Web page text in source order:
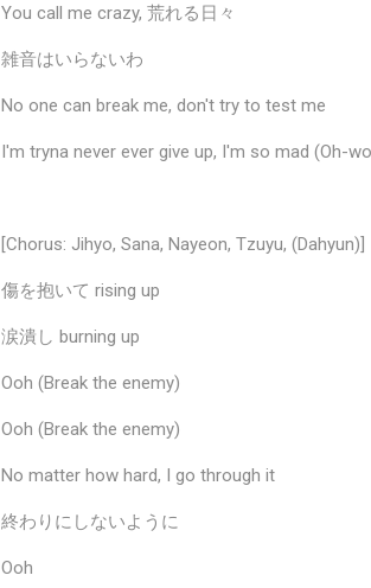
You call me crazy, 荒れる日々
雑音はいらないわ
No one can break me, don't try to test me
I'm tryna never ever give up, I'm so mad (Oh-
[Chorus: Jihyo, Sana, Nayeon, Tzuyu, (Dahyun)]
傷を抱いて rising up
涙潰し burning up
Ooh (Break the enemy)
Ooh (Break the enemy)
No matter how hard, I go through it
終わりにしないように
Ooh
♪